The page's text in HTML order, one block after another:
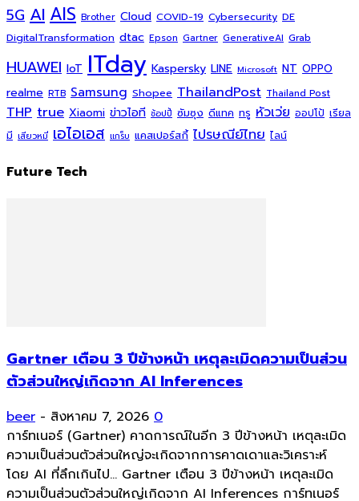
5G AI AIS Brother Cloud COVID-19 Cybersecurity DE
DigitalTransformation dtac Epson Gartner GenerativeAI Grab
HUAWEI IoT ITday Kaspersky LINE Microsoft NT OPPO
realme RTB Samsung Shopee ThailandPost Thailand Post
THP true Xiaomi ข่าวไอที ช้อปปี้ ซัมซุง ดีแทค ทรู หัวเว่ย ออปโป้ เรียล
มี เสียวหมี่ เอไอเอส แกร็บ แคสเปอร์สกี้ ไปรษณีย์ไทย ไลน์
Future Tech
Gartner เตือน 3 ปีข้างหน้า เหตุละเมิดความเป็นส่วน
ตัวส่วนใหญ่เกิดจาก AI Inferences
beer - สิงหาคม 7, 2026 0
การ์ทเนอร์ (Gartner) คาดการณ์ในอีก 3 ปีข้างหน้า เหตุละเมิด
ความเป็นส่วนตัวส่วนใหญ่จะเกิดจากการคาดเดาและวิเคราะห์
โดย AI ที่ลึกเกินไป... Gartner เตือน 3 ปีข้างหน้า เหตุละเมิด
ความเป็นส่วนตัวส่วนใหญ่เกิดจาก AI Inferences การ์ทเนอร์